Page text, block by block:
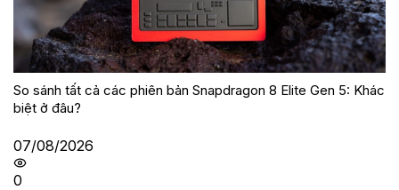
So sánh tất cả các phiên bản Snapdragon 8 Elite Gen 5: Khác
biệt ở đâu?
07/08/2026
0